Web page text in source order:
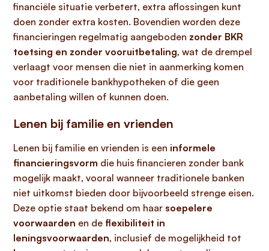
financiële situatie verbetert, extra aflossingen kunt
doen zonder extra kosten. Bovendien worden deze
financieringen regelmatig aangeboden zonder BKR
toetsing en zonder vooruitbetaling, wat de drempel
verlaagt voor mensen die niet in aanmerking komen
voor traditionele bankhypotheken of die geen
aanbetaling willen of kunnen doen.
Lenen bij familie en vrienden
Lenen bij familie en vrienden is een informele
financieringsvorm die huis financieren zonder bank
mogelijk maakt, vooral wanneer traditionele banken
niet uitkomst bieden door bijvoorbeeld strenge eisen.
Deze optie staat bekend om haar soepelere
voorwaarden en de flexibiliteit in
leningsvoorwaarden, inclusief de mogelijkheid tot